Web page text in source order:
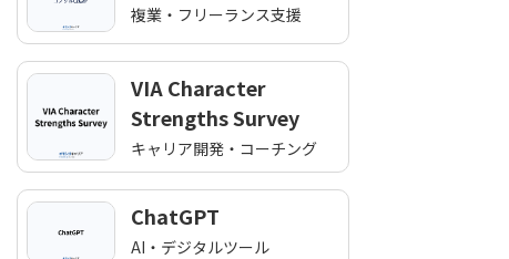
複業・フリーランス支援
VIA Character
Strengths Survey
キャリア開発・コーチング
ChatGPT
AI・デジタルツール